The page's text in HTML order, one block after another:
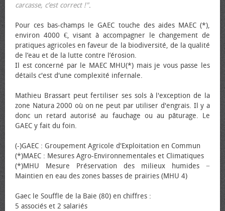
carcasse, c’est correct !".
Pour ces bas-champs le GAEC touche des aides MAEC (*),
environ 4000 €, visant à accompagner le changement de
pratiques agricoles en faveur de la biodiversité, de la qualité
de l’eau et de la lutte contre l’érosion.
Il est concerné par le MAEC MHU(*) mais je vous passe les
détails c'est d'une complexité infernale.
Mathieu Brassart peut fertiliser ses sols à l'exception de la
zone Natura 2000 où on ne peut par utiliser d'engrais. Il y a
donc un retard autorisé au fauchage ou au pâturage. Le
GAEC y fait du foin.
(-)GAEC : Groupement Agricole d'Exploitation en Commun
(*)MAEC : Mesures Agro-Environnementales et Climatiques
(*)MHU Mesure Préservation des milieux humides −
Maintien en eau des zones basses de prairies (MHU 4)
Gaec le Souffle de la Baie (80) en chiffres :
5 associés et 2 salariés